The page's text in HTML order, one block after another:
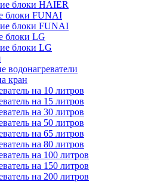
блоки HAIER
блоки FUNAI
блоки FUNAI
блоки LG
блоки LG
водонагреватели
кран
на 10 литров
на 15 литров
на 30 литров
на 50 литров
на 65 литров
на 80 литров
на 100 литров
на 150 литров
на 200 литров